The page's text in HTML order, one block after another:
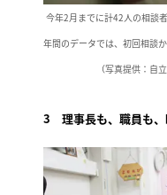
今年2月までに計42人の相談
年間のデータでは、初回相談
（写真提供：自
3 理事長も、職員も